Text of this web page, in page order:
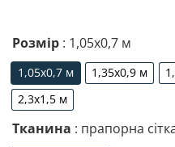
Розмір : 1,05х0,7 м
1,05х0,7 м
1,05х0,7 м
1,35х0,9 м
1,35х0,9 м
2,3х1,5 м
2,3х1,5 м
Тканина : прапорна